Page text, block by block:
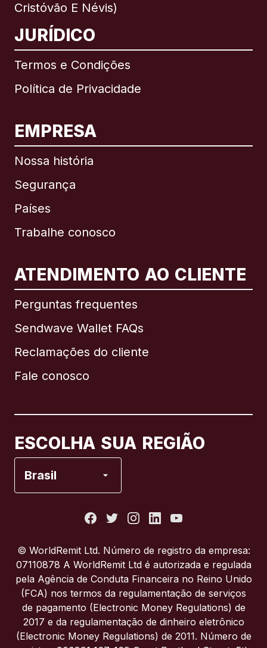
Cristóvão E Névis)
JURÍDICO
Termos e Condições
Política de Privacidade
EMPRESA
Nossa história
Segurança
Países
Trabalhe conosco
ATENDIMENTO AO CLIENTE
Perguntas frequentes
Sendwave Wallet FAQs
Reclamações do cliente
Fale conosco
ESCOLHA SUA REGIÃO
Brasil
Internacional English
Brasil
Itália
Portugal
© WorldRemit Ltd. Número de registro da empresa:
07110878 A WorldRemit Ltd é autorizada e regulada
pela Agência de Conduta Financeira no Reino Unido
(FCA) nos termos da regulamentação de serviços
de pagamento (Electronic Money Regulations) de
2017 e da regulamentação de dinheiro eletrônico
(Electronic Money Regulations) de 2011. Número de